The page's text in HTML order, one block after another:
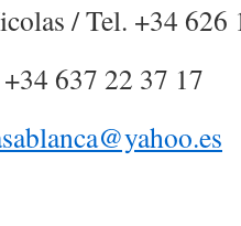
/ Tel. +34 626
637 22 37 17